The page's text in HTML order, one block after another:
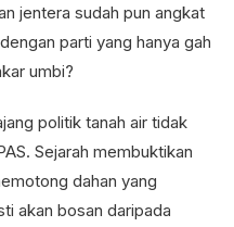
jentera sudah pun angkat
parti yang hanya gah
umbi?
politik tanah air tidak
Sejarah membuktikan
dahan yang
akan bosan daripada